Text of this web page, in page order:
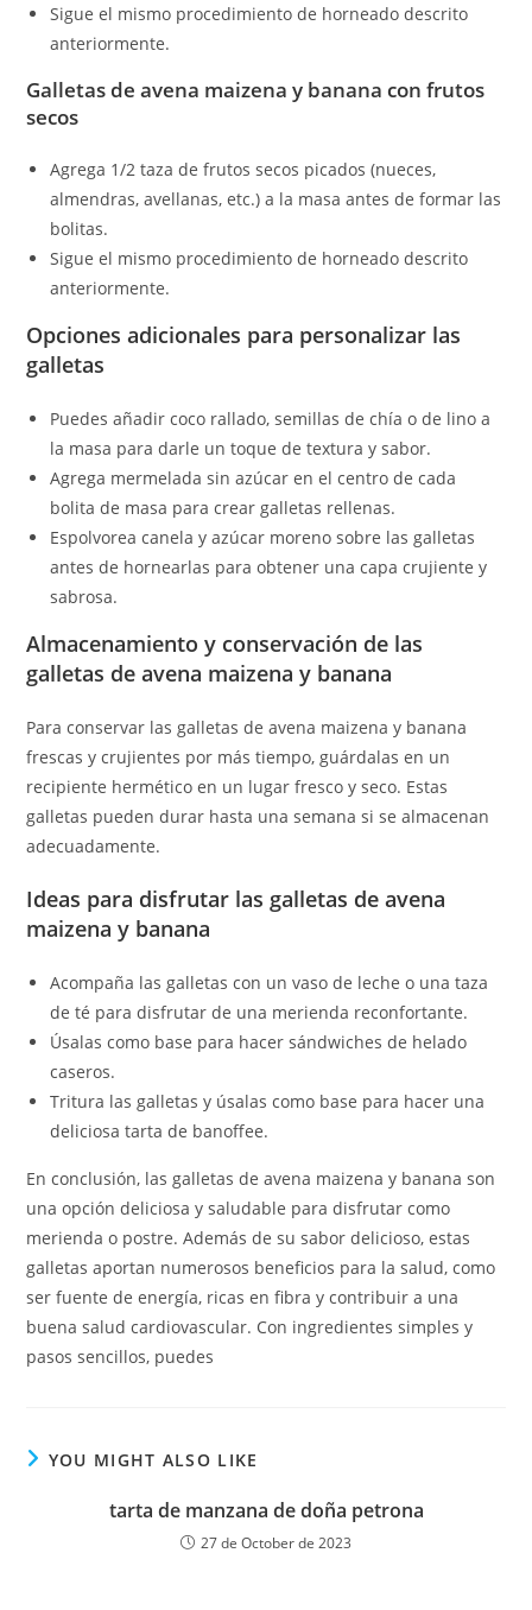
Sigue el mismo procedimiento de horneado descrito
anteriormente.
Galletas de avena maizena y banana con frutos
secos
Agrega 1/2 taza de frutos secos picados (nueces,
almendras, avellanas, etc.) a la masa antes de formar las
bolitas.
Sigue el mismo procedimiento de horneado descrito
anteriormente.
Opciones adicionales para personalizar las
galletas
Puedes añadir coco rallado, semillas de chía o de lino a
la masa para darle un toque de textura y sabor.
Agrega mermelada sin azúcar en el centro de cada
bolita de masa para crear galletas rellenas.
Espolvorea canela y azúcar moreno sobre las galletas
antes de hornearlas para obtener una capa crujiente y
sabrosa.
Almacenamiento y conservación de las
galletas de avena maizena y banana
Para conservar las galletas de avena maizena y banana
frescas y crujientes por más tiempo, guárdalas en un
recipiente hermético en un lugar fresco y seco. Estas
galletas pueden durar hasta una semana si se almacenan
adecuadamente.
Ideas para disfrutar las galletas de avena
maizena y banana
Acompaña las galletas con un vaso de leche o una taza
de té para disfrutar de una merienda reconfortante.
Úsalas como base para hacer sándwiches de helado
caseros.
Tritura las galletas y úsalas como base para hacer una
deliciosa tarta de banoffee.
En conclusión, las galletas de avena maizena y banana son
una opción deliciosa y saludable para disfrutar como
merienda o postre. Además de su sabor delicioso, estas
galletas aportan numerosos beneficios para la salud, como
ser fuente de energía, ricas en fibra y contribuir a una
buena salud cardiovascular. Con ingredientes simples y
pasos sencillos, puedes
YOU MIGHT ALSO LIKE
tarta de manzana de doña petrona
27 de October de 2023